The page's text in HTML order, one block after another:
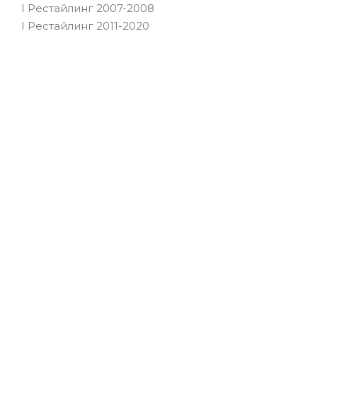
I Рестайлинг 2007-2008
I Рестайлинг 2011-2020